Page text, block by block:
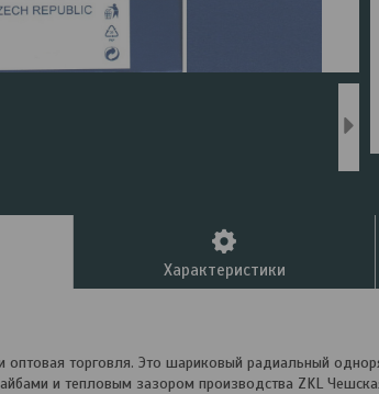
Характеристики
оптовая торговля. Это шариковый радиальный
и тепловым зазором производства ZKL